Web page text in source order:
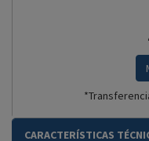
CARACTERÍSTICAS